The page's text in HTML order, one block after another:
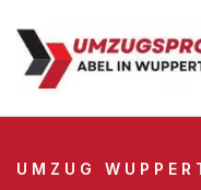
UMZUG